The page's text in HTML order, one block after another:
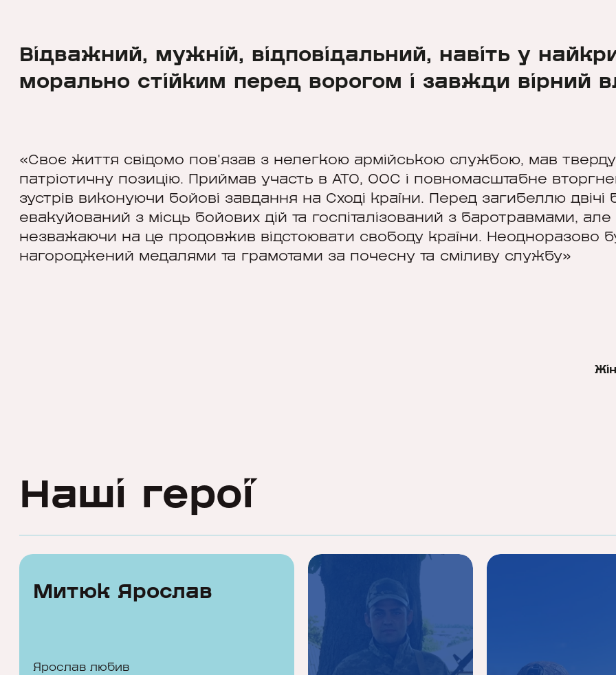
Відважний, мужній, відповідальний, навіть у
морально стійким перед ворогом і завжди вірний
«Своє життя свідомо пов'язав з нелегкою армійською службою, мав тверду
патріотичну позицію. Приймав участь в АТО, ООС і повномасштабне
зустрів виконуючи бойові завдання на Сході країни. Перед загибеллю двічі
евакуйований з місць бойових дій та госпіталізований з баротравмами, але
незважаючи на це продовжив відстоювати свободу країни. Неодноразово
нагороджений медалями та грамотами за почесну та сміливу службу»
Наші герої
Митюк Ярослав
Ярослав любив